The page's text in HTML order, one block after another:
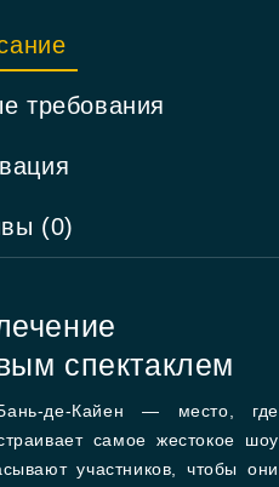
требования
(0)
спектаклем
де-Кайен — место, где
самое жестокое шоу
участников, чтобы они